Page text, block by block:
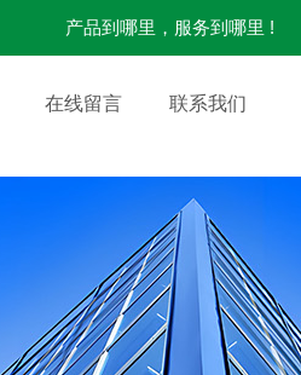
产品到哪里，服务到哪里 !
在线留言 联系我们